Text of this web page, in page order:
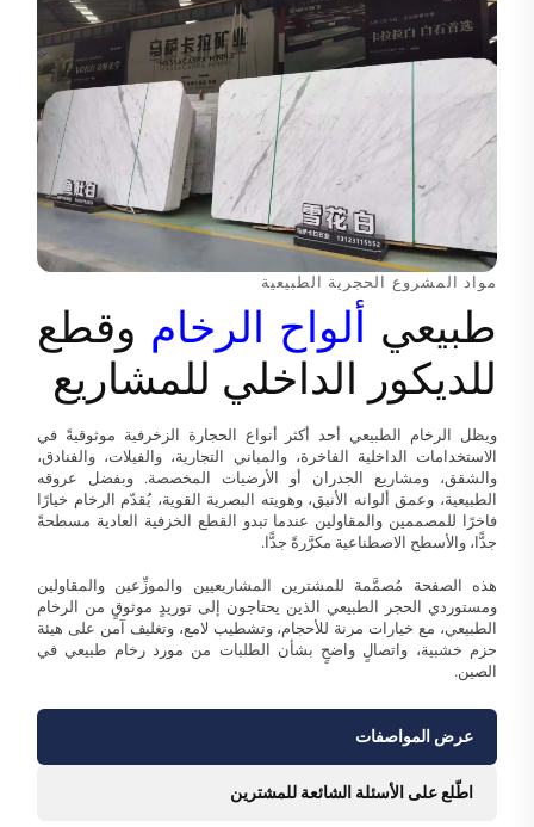
مواد المشروع الحجرية الطبيعية
طبيعي ألواح الرخام وقطع
للديكور الداخلي للمشاريع
ويظل الرخام الطبيعي أحد أكثر أنواع الحجارة الزخرفية موثوقيةً في
الاستخدامات الداخلية الفاخرة، والمباني التجارية، والفيلات، والفنادق،
والشقق، ومشاريع الجدران أو الأرضيات المخصصة. وبفضل عروقه
الطبيعية، وعمق ألوانه الأنيق، وهويته البصرية القوية، يُقدّم الرخام خيارًا
فاخرًا للمصممين والمقاولين عندما تبدو القطع الخزفية العادية مسطحةً
جدًّا، والأسطح الاصطناعية مكرَّرةً جدًّا.
هذه الصفحة مُصمَّمة للمشترين المشاريعيين والموزِّعين والمقاولين
ومستوردي الحجر الطبيعي الذين يحتاجون إلى توريدٍ موثوقٍ من الرخام
الطبيعي، مع خيارات مرنة للأحجام، وتشطيب لامع، وتغليف آمن على هيئة
حزم خشبية، واتصالٍ واضحٍ بشأن الطلبات من مورد رخام طبيعي في
الصين.
عرض المواصفات
اطّلع على الأسئلة الشائعة للمشترين